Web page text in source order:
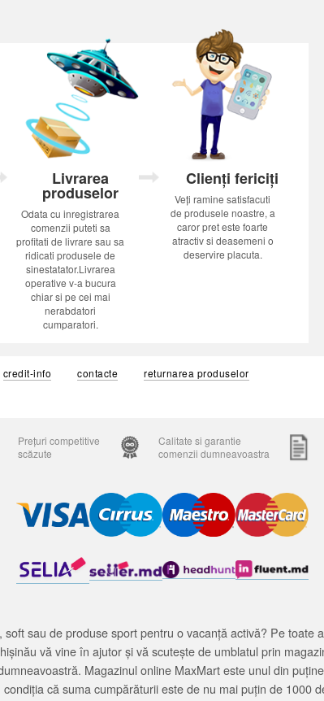
Livrarea
produselor
Odata cu inregistrarea
comenzii puteti sa
profitati de livrare sau sa
ridicati produsele de
sinestatator.Livrarea
operative v-a bucura
chiar si pe cei mai
nerabdatori
cumparatori.
Clienți fericiți
Veți ramine satisfacuti
de produsele noastre, a
caror pret este foarte
atractiv si deasemeni o
deservire placuta.
credit-info contacte
returnarea produselor
Prețuri competitive
scăzute
Calitate si garantie
comenzii dumneavoastra
sau de produse sport pentru o vacanță activă? Pe toate
vă vine în ajutor și vă scutește de umblatul prin
Magazinul online MaxMart este unul din
că suma cumpărăturii este de nu mai puțin de 1000